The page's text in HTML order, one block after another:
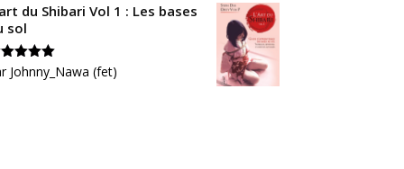
du Shibari Vol 1 : Les bases
sol
5sur
Johnny_Nawa (fet)